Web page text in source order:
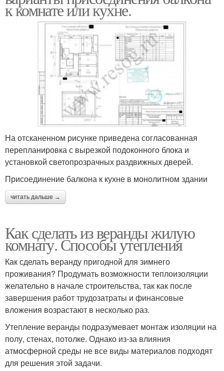
к комнате или кухне.
На отсканенном рисунке приведена согласованная
перепланировка с вырезкой подоконного блока и
установкой светопрозрачных раздвижных дверей.
Присоединение балкона к кухне в монолитном здании
читать дальше →
Как сделать из веранды жилую
комнату. Способы утепления
Как сделать веранду пригодной для зимнего
проживания? Продумать возможности теплоизоляции
желательно в начале строительства, так как после
завершения работ трудозатраты и финансовые
вложения возрастают в несколько раз.
Утепление веранды подразумевает монтаж изоляции на
полу, стенах, потолке. Однако из-за влияния
атмосферной среды не все виды материалов подходят
для решения этой задачи.